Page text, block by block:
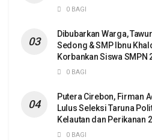
0 BAGI
Dibubarkan Warga,
Sedong & SMP Ibnu
Korbankan Siswa SMPN
0 BAGI
Putera Cirebon, Firman
Lulus Seleksi Taruna
Kelautan dan Perikanan
0 BAGI